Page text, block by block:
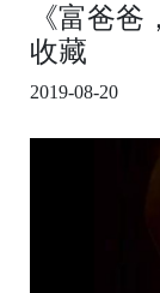
《富爸
收藏
2019-08-20